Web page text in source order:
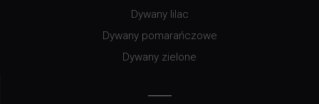
Dywany lilac
Dywany pomarańczowe
Dywany zielone